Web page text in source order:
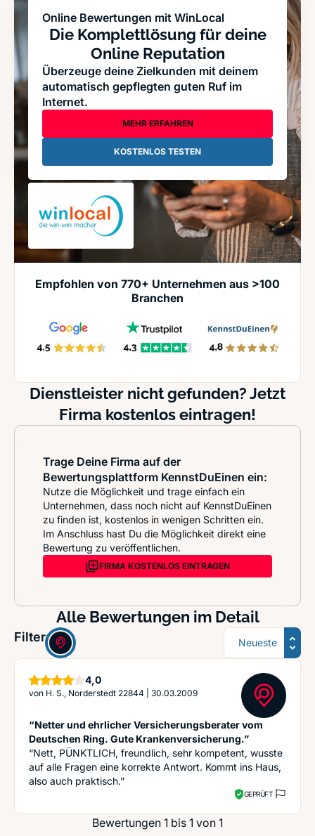
Online Bewertungen mit WinLocal
Die Komplettlösung für deine
Online Reputation
Überzeuge deine Zielkunden mit deinem
automatisch gepflegten guten Ruf im
Internet.
MEHR ERFAHREN
KOSTENLOS TESTEN
Empfohlen von 770+ Unternehmen aus >100
Branchen
Dienstleister nicht gefunden? Jetzt
Firma kostenlos eintragen!
Trage Deine Firma auf der
Bewertungsplattform KennstDuEinen ein:
Nutze die Möglichkeit und trage einfach ein
Unternehmen, dass noch nicht auf KennstDuEinen
zu finden ist, kostenlos in wenigen Schritten ein.
Im Anschluss hast Du die Möglichkeit direkt eine
Bewertung zu veröffentlichen.
FIRMA KOSTENLOS EINTRAGEN
Alle Bewertungen im Detail
Filter: Sortierung
4,0Sterne
von H. S., Norderstedt 22844 30.03.2009
“Netter und ehrlicher Versicherungsberater vom
Deutschen Ring. Gute Krankenversicherung.”
“Nett, PÜNKTLICH, freundlich, sehr kompetent, wusste
auf alle Fragen eine korrekte Antwort. Kommt ins Haus,
also auch praktisch.”
GEPRÜFT
Bewertungen 1 bis 1 von 1